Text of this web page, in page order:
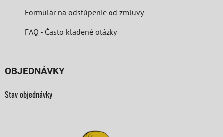
Formulár na odstúpenie od zmluvy
FAQ - Často kladené otázky
OBJEDNÁVKY
Stav objednávky